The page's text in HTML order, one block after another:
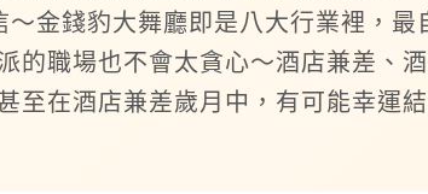
金錢豹大舞廳即是八大行業裡，最
的職場也不會太貪心～酒店兼差、
至在酒店兼差歲月中，有可能幸運